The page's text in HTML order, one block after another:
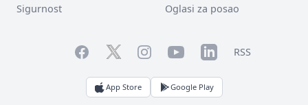
Sigurnost Oglasi za posao
FacebookTwitterInstagramYouTubeLinkedInRSS
App Store Google Play